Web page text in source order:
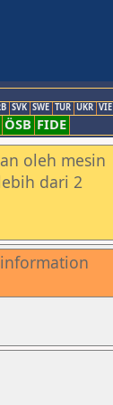
SVK SWE TUR UKR VIE
ÖSB FIDE
oleh mesin
dari 2